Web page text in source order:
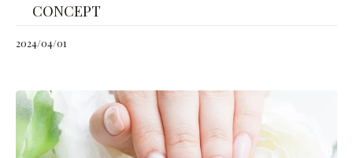
CONCEPT
2024/04/01